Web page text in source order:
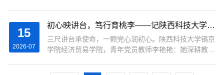
教师黄戏老师、李艳艳老师一行，赴西安市未央区人民
法院下辖的大明宫人民法庭、汉城人民法庭及高铁新城
人民法庭，开展2026年度学生生产实习专项走访检查
15
2026-07
初心映讲台，笃行育桃李——记陕西科技大学镐京学院青年党员教师李艳艳
三尺讲台承使命，一颗党心润初心。陕西科技大学镐京
学院经济贸易学院，青年党员教师李艳艳：她深耕教学
新；她关注学生成长，传递师者温情。自入职以来，李